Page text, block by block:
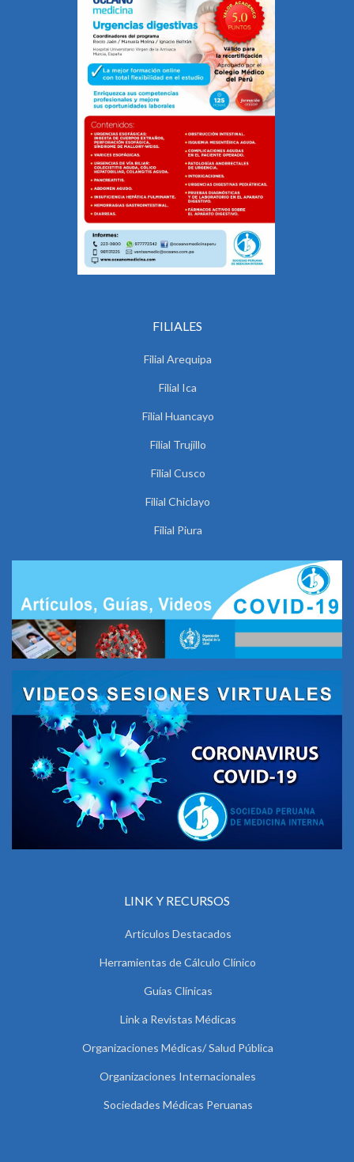
FILIALES
Filial Arequipa
Filial Ica
Filial Huancayo
Filial Trujillo
Filial Cusco
Filial Chiclayo
Filial Piura
LINK Y RECURSOS
Artículos Destacados
Herramientas de Cálculo Clínico
Guías Clínicas
Link a Revistas Médicas
Organizaciones Médicas/ Salud Pública
Organizaciones Internacionales
Sociedades Médicas Peruanas